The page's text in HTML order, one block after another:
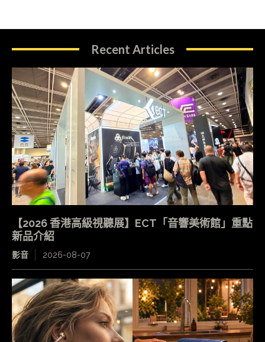
Recent Articles
【2026 香港高級視聽展】ECT「音響美術館」重點
新品介紹
影音 2026-08-07